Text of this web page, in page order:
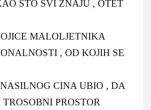
STO SVI ZNAJU , OTET
MALOLJETNIKA
, OD KOJIH SE
CINA UBIO , DA
PROSTOR